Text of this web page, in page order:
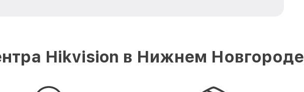
Hikvision в Нижнем Новгороде